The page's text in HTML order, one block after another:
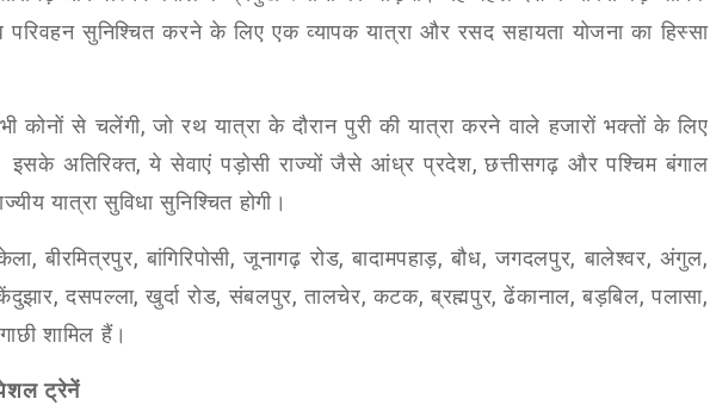
परिवहन सुनिश्चित करने के लिए एक व्यापक यात्रा और रसद सहायता योजना का हिस्सा
कोनों से चलेंगी,जो रथ यात्रा के दौरान पुरी की यात्रा करने वाले हजारों भक्तों के लिए
इसके अतिरिक्त,ये सेवाएं पड़ोसी राज्यों जैसे आंध्र प्रदेश,छत्तीसगढ़ और पश्चिम बंगाल
यात्रा सुविधा सुनिश्चित होगी।
,बीरमित्रपुर,बांगिरिपोसी,जूनागढ़ रोड,बादामपहाड़,बौध,जगदलपुर,बालेश्वर, अंगुल,
,दसपल्ला,खुर्दा रोड,संबलपुर,तालचेर,कटक,ब्रह्मपुर,ढेंकानाल,बड़बिल,पलासा,
शामिल हैं।
ट्रेनें